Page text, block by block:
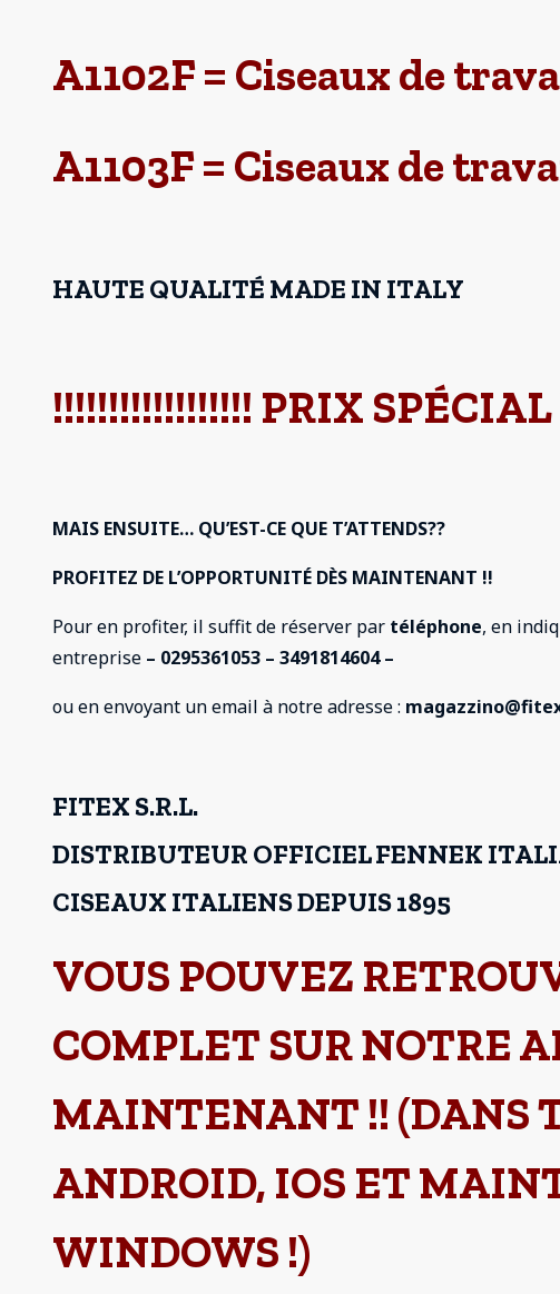
A1102F = Ciseaux de
A1103F = Ciseaux de
HAUTE QUALITÉ MADE IN ITALY
!!!!!!!!!!!!!!!!!! PRIX SPÉCIAL
MAIS ENSUITE… QU’EST-CE QUE T’ATTENDS??
PROFITEZ DE L’OPPORTUNITÉ DÈS MAINTENANT !!
Pour en profiter, il suffit de réserver par téléphone, en
entreprise – 0295361053 – 3491814604 –
ou en envoyant un email à notre adresse :
FITEX S.R.L.
DISTRIBUTEUR OFFICIEL FENNEK
CISEAUX ITALIENS DEPUIS 1895
VOUS POUVEZ
COMPLET SUR NOTRE
MAINTENANT !! (DANS
ANDROID, IOS ET
WINDOWS !)